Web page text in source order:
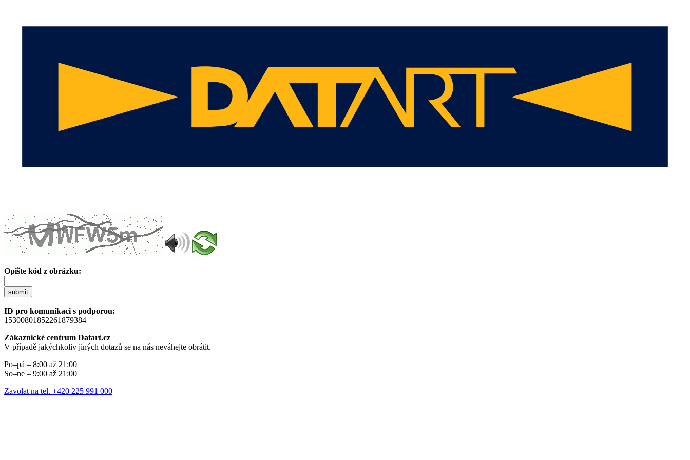
Opište kód z obrázku:
submit
ID pro komunikaci s podporou:
15300801852261879384
Zákaznické centrum Datart.cz
V případě jakýchkoliv jiných dotazů se na nás neváhejte obrátit.
Po–pá – 8:00 až 21:00
So–ne – 9:00 až 21:00
Zavolat na tel. +420 225 991 000